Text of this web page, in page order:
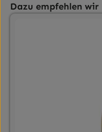
Produktgalerie überspringen
Dazu empfehlen wir